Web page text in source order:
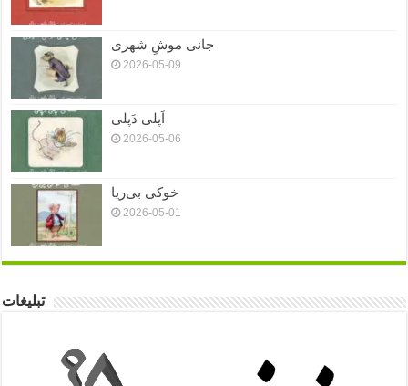
جانی موشِ شهری
2026-05-09
اَپلی دَپلی
2026-05-06
خوکی بی‌ریا
2026-05-01
تبلیغات